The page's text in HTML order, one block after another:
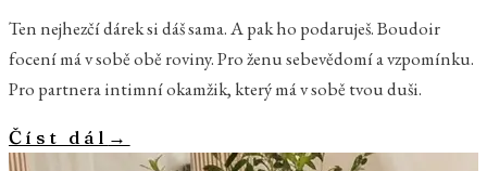
Ten nejhezčí dárek si dáš sama. A pak ho podaruješ. Boudoir
focení má v sobě obě roviny. Pro ženu sebevědomí a vzpomínku.
Pro partnera intimní okamžik, který má v sobě tvou duši.
Číst dál →